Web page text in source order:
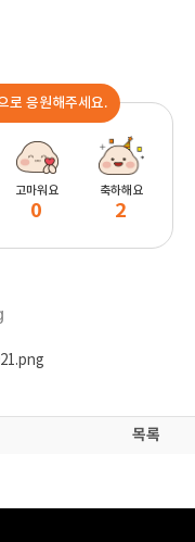
로 응원해주세요.
고마워요
0
축하해요
2
목록